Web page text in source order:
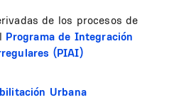
de los procesos de
Programa de Integración
(PIAI)
Urbana